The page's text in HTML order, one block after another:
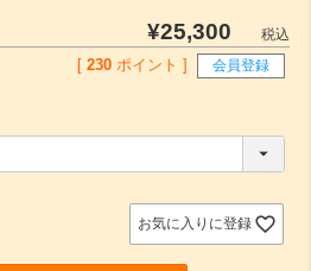
¥25,300
税込
230 ポイント ] 会員登録
お気に入りに登録